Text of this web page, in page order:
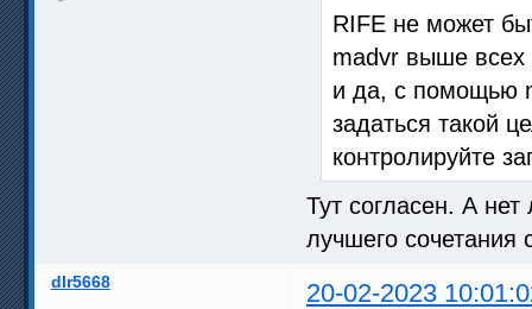
RIFE не может
madvr выше всех
и да, с помощью
задаться такой
контролируйте
Тут согласен. А
лучшего сочетания
dlr5668 20-02-2023